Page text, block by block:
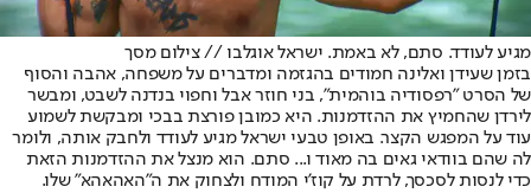
מגיע לעודד. סתם, לא באמת. ישראל אוגלבו // צילום מסך
בזמן שעידן ואלינה חמודים בהגזמה ומדברים על משפחה, אהבה והסוף
של הסרט "רפסודיה בוהמית", בני חוזר אבל וחפוי בנדנה לשבט, ומבשר
לירדן שהחמיץ את ההזדמנות. היא כמובן פורצת בבכי ומבקשת לשמוע
עוד על המפגש הקצר. באופן טבעי ישראל מגיע לעודד ולחבק אותה, ולומר
לה שהם בוודאי גאים בה מאוד ו... סתם. הוא מנצל את ההזדמנות הזאת
כדי לנסות לסכסך, לרדת על קוז'י המודח ולצחוק את ה"האהאהא" שלו.